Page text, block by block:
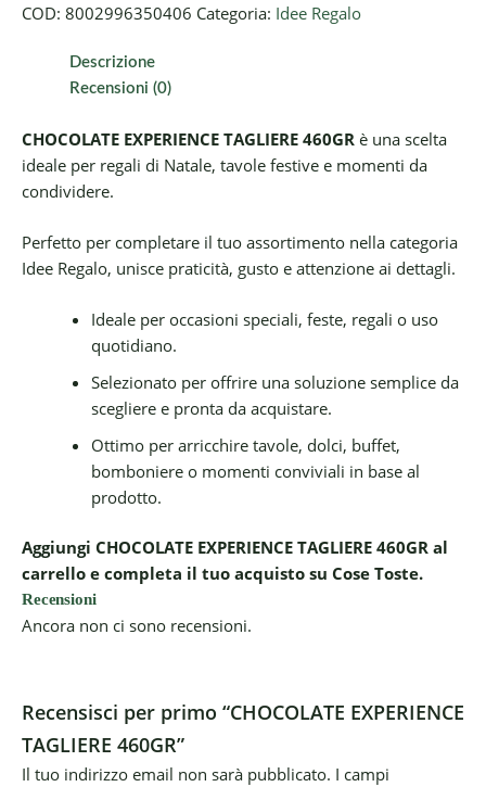
COD: 8002996350406 Categoria: Idee Regalo
Descrizione
Recensioni (0)
CHOCOLATE EXPERIENCE TAGLIERE 460GR è una scelta
ideale per regali di Natale, tavole festive e momenti da
condividere.
Perfetto per completare il tuo assortimento nella categoria
Idee Regalo, unisce praticità, gusto e attenzione ai dettagli.
Ideale per occasioni speciali, feste, regali o uso
quotidiano.
Selezionato per offrire una soluzione semplice da
scegliere e pronta da acquistare.
Ottimo per arricchire tavole, dolci, buffet,
bomboniere o momenti conviviali in base al
prodotto.
Aggiungi CHOCOLATE EXPERIENCE TAGLIERE 460GR al
carrello e completa il tuo acquisto su Cose Toste.
Recensioni
Ancora non ci sono recensioni.
Recensisci per primo “CHOCOLATE EXPERIENCE
TAGLIERE 460GR”
Il tuo indirizzo email non sarà pubblicato. I campi